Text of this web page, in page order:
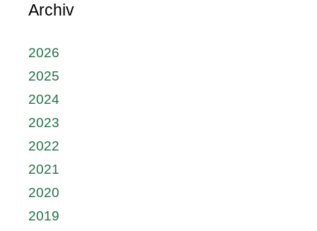
Archiv
2026
2025
2024
2023
2022
2021
2020
2019